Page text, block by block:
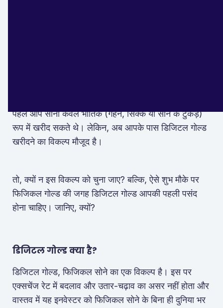
पहले आप सोना केवल भौतिक (गहने, सिक्के या सोने के टुकड़े)
रूप में खरीद सकते थे। लेकिन, अब आपके पास डिजिटल गोल्ड
खरीदने का विकल्प मौजूद है।
तो, क्यों न इस विकल्प को चुना जाए? बल्कि, ऐसे शुभ मौके पर
फिजिकल गोल्ड की जगह डिजिटल गोल्ड आपकी पहली पसंद
होना चाहिए। जानिए, क्यों?
डिजिटल गोल्ड क्या है?
डिजिटल गोल्ड, फिजिकल सोने का एक विकल्प है। इस पर
एक्सचेंज रेट में बदलाव और उतार-चढ़ाव का असर नहीं होता और
वास्तव में यह इनवेस्टर को फिजिकल सोने के बिना ही दुनिया भर